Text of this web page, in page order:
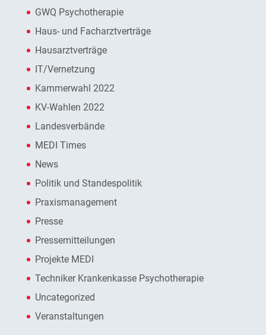
GWQ Psychotherapie
Haus- und Facharztverträge
Hausarztverträge
IT/Vernetzung
Kammerwahl 2022
KV-Wahlen 2022
Landesverbände
MEDI Times
News
Politik und Standespolitik
Praxismanagement
Presse
Pressemitteilungen
Projekte MEDI
Techniker Krankenkasse Psychotherapie
Uncategorized
Veranstaltungen